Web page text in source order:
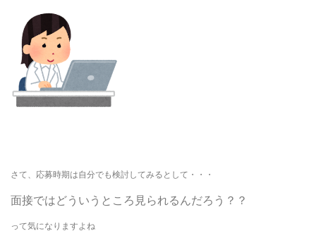
さて、応募時期は自分でも検討してみるとして・・・
面接ではどういうところ見られるんだろう？？
って気になりますよね